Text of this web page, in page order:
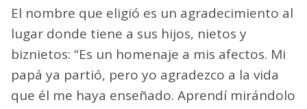
El nombre que eligió es un agradecimiento al
lugar donde tiene a sus hijos, nietos y
biznietos: “Es un homenaje a mis afectos. Mi
papá ya partió, pero yo agradezco a la vida
que él me haya enseñado. Aprendí mirándolo